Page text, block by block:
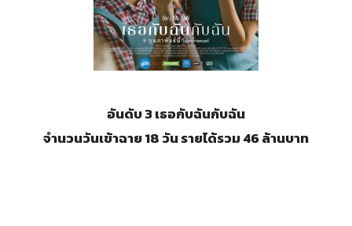
อันดับ 3 เธอกับฉันกับฉัน
จำนวนวันเข้าฉาย 18 วัน รายได้รวม 46 ล้านบาท